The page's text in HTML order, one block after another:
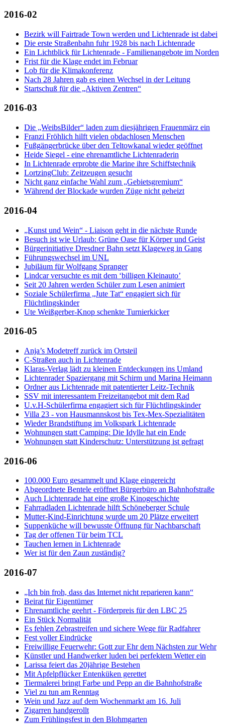
2016-02
Bezirk will Fairtrade Town werden und Lichtenrade ist dabei
Die erste Straßenbahn fuhr 1928 bis nach Lichtenrade
Ein Lichtblick für Lichtenrade - Familienangebote im Norden
Frist für die Klage endet im Februar
Lob für die Klimakonferenz
Nach 28 Jahren gab es einen Wechsel in der Leitung
Startschuß für die „Aktiven Zentren“
2016-03
Die „WeibsBilder“ laden zum diesjährigen Frauenmärz ein
Franzi Fröhlich hilft vielen obdachlosen Menschen
Fußgängerbrücke über den Teltowkanal wieder geöffnet
Heide Siegel - eine ehrenamtliche Lichtenraderin
In Lichtenrade erprobte die Marine ihre Schiffstechnik
LortzingClub: Zeitzeugen gesucht
Nicht ganz einfache Wahl zum „Gebietsgremium“
Während der Blockade wurden Züge nicht geheizt
2016-04
„Kunst und Wein“ - Liaison geht in die nächste Runde
Besuch ist wie Urlaub: Grüne Oase für Körper und Geist
Bürgerinitiative Dresdner Bahn setzt Klageweg in Gang
Führungswechsel im UNL
Jubiläum für Wolfgang Spranger
Lindcar versuchte es mit dem ‘billigen Kleinauto’
Seit 20 Jahren werden Schüler zum Lesen animiert
Soziale Schülerfirma „Jute Tat“ engagiert sich für
Flüchtlingskinder
Ute Weißgerber-Knop schenkte Turnierkicker
2016-05
Anja’s Modetreff zurück im Ortsteil
C-Straßen auch in Lichtenrade
Klaras-Verlag lädt zu kleinen Entdeckungen ins Umland
Lichtenrader Spaziergang mit Schirm und Marina Heimann
Ordner aus Lichtenrade mit patentierter Leitz-Technik
SSV mit interessantem Freizeitangebot mit dem Rad
U.v.H-Schülerfirma engagiert sich für Flüchtlingskinder
Villa 23 - von Hausmannskost bis Tex-Mex-Spezialitäten
Wieder Brandstiftung im Volkspark Lichtenrade
Wohnungen statt Camping: Die Idylle hat ein Ende
Wohnungen statt Kinderschutz: Unterstützung ist gefragt
2016-06
100.000 Euro gesammelt und Klage eingereicht
Abgeordnete Bentele eröffnet Bürgerbüro an Bahnhofstraße
Auch Lichtenrade hat eine große Kinogeschichte
Fahrradladen Lichtenrade hilft Schöneberger Schule
Mutter-Kind-Einrichtung wurde um 20 Plätze erweitert
Suppenküche will bewusste Öffnung für Nachbarschaft
Tag der offenen Tür beim TCL
Tauchen lernen in Lichtenrade
Wer ist für den Zaun zuständig?
2016-07
„Ich bin froh, dass das Internet nicht reparieren kann“
Beirat für Eigentümer
Ehrenamtliche geehrt - Förderpreis für den LBC 25
Ein Stück Normalität
Es fehlen Zebrastreifen und sichere Wege für Radfahrer
Fest voller Eindrücke
Freiwillige Feuerwehr: Gott zur Ehr dem Nächsten zur Wehr
Künstler und Handwerker luden bei perfektem Wetter ein
Larissa feiert das 20jährige Bestehen
Mit Apfelpflücker Entenküken gerettet
Tiermalerei bringt Farbe und Pepp an die Bahnhofstraße
Viel zu tun am Renntag
Wein und Jazz auf dem Wochenmarkt am 16. Juli
Zigarren handgerollt
Zum Frühlingsfest in den Blohmgarten